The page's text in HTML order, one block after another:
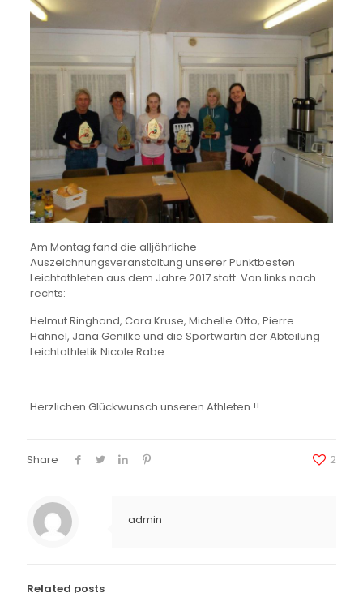
Am Montag fand die alljährliche
Auszeichnungsveranstaltung unserer Punktbesten
Leichtathleten aus dem Jahre 2017 statt. Von links nach
rechts:
Helmut Ringhand, Cora Kruse, Michelle Otto, Pierre
Hähnel, Jana Genilke und die Sportwartin der Abteilung
Leichtathletik Nicole Rabe.
Herzlichen Glückwunsch unseren Athleten !!
Share 2
admin
Related posts